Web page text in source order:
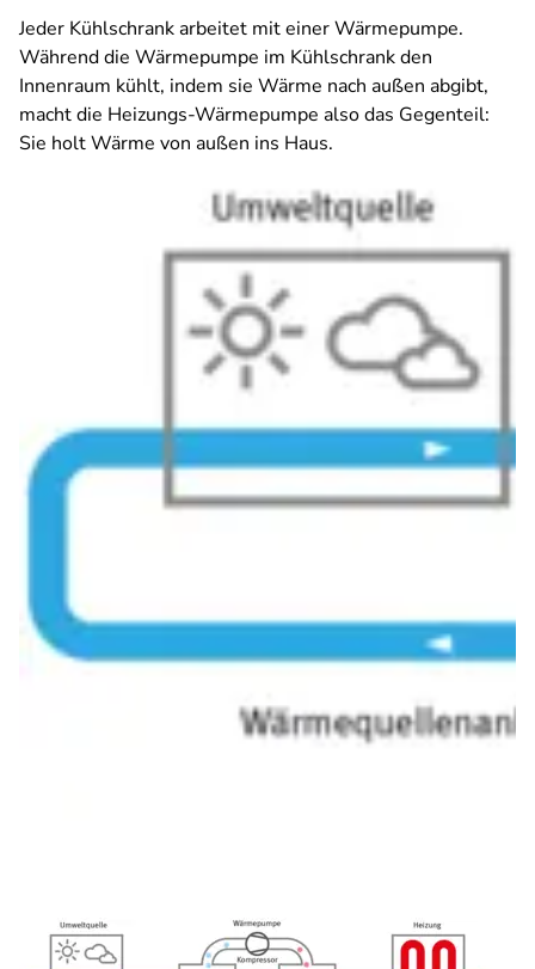
Jeder Kühlschrank arbeitet mit einer Wärmepumpe.
Während die Wärmepumpe im Kühlschrank den
Innenraum kühlt, indem sie Wärme nach außen abgibt,
macht die Heizungs-Wärmepumpe also das Gegenteil:
Sie holt Wärme von außen ins Haus.